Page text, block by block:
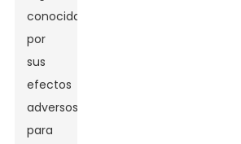
conocidas
por
sus
efectos
adversos
para